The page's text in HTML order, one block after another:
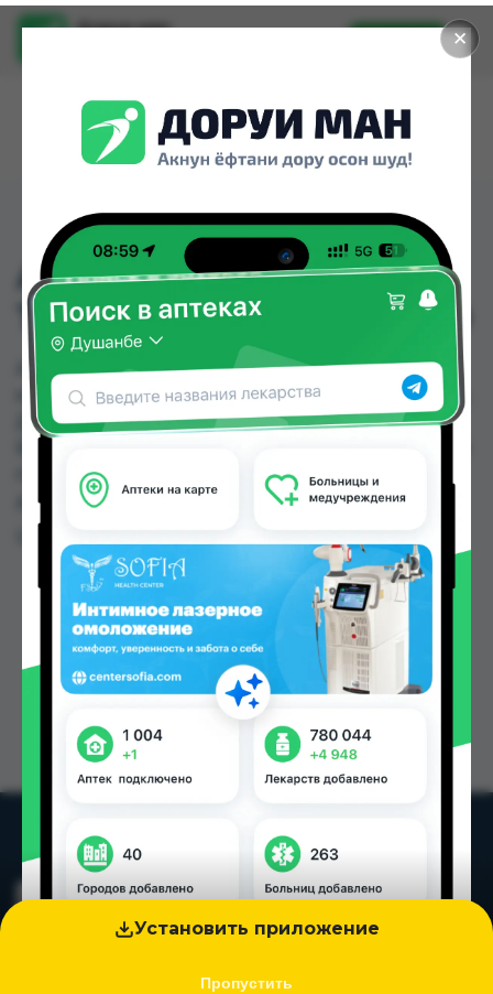
✕
Установить приложение
Пропустить
Доруи ман
Установить
АРИФОН РЕТАРД
ТАБ.П.ПЛ/ОБ.1,5МГ №30
АРИФОН РЕТАРД ТАБ.П.ПЛ/ОБ.1,5МГ №30
можно купить или заказать в аптеках, Авиценна,
Дору Фарм №2, Дору фарм №7, Дорухона
по цене от 36.00 TJS до 47.00 TJS в Душанбе и
других городах Таджикистана